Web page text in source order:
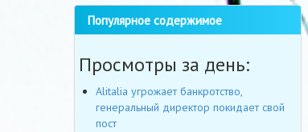
Популярное содержимое
Просмотры за день:
Alitalia угрожает банкротство,
генеральный директор покидает свой
пост